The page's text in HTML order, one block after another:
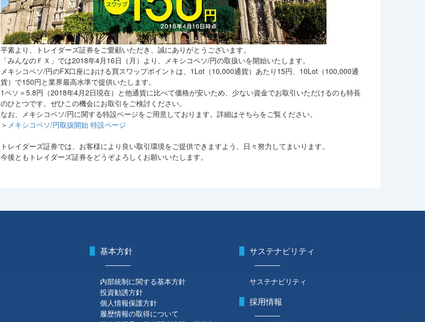
平素より、トレイダーズ証券をご愛顧いただき、誠にありがとうございます。
「みんなのＦＸ」では2018年4月16日（月）より、メキシコペソ/円の取扱いを開始いたします。
メキシコペソ/円のFX口座における買スワップポイントは、1Lot（10,000通貨）あたり15円、10Lot（100,000通
貨）で150円と業界最高水準で提供いたします。
1ペソ＝5.8円（2018年4月2日現在）と他通貨に比べて価格が安いため、少ない資金でお取引いただけるのも特長
のひとつです。ぜひこの機会にお取引をご検討ください。
なお、メキシコペソ/円に関する特設ページをご用意しております。詳細はそちらをご覧ください。
＞ メキシコペソ/円取扱開始 特設ページ
トレイダーズ証券では、お客様により良い取引環境をご提供できますよう、日々努力してまいります。
今後ともトレイダーズ証券をどうぞよろしくお願いいたします。
基本方針
内部統制に関する基本方針
投資勧誘方針
個人情報保護方針
履歴情報の取得について
サステナビリティ
サステナビリティ
採用情報